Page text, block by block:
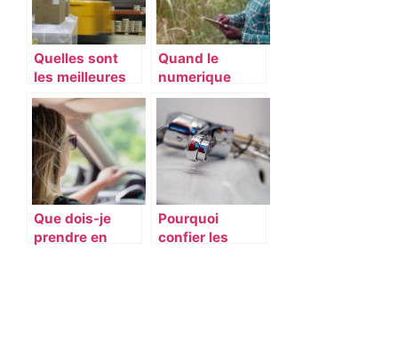
Quelles sont
les meilleures
solutions
d’emballage ?
Quand le
numerique
vient a la
rescousse des
agriculteurs
Que dois-je
prendre en
Pourquoi
confier les